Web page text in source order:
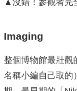
Imaging
整個博物館最壯觀
名稱小編自己取的